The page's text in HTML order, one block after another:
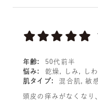
年齢:
50代前半
悩み:
乾燥, しみ, し
肌タイプ:
混合肌, 敏
頭皮の痒みがなくなり